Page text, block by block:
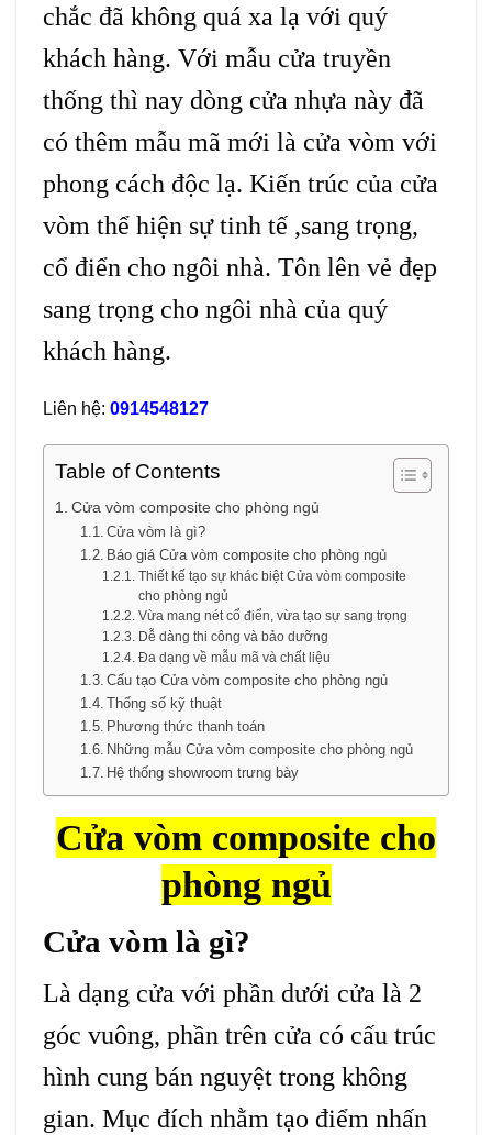
chắc đã không quá xa lạ với quý
khách hàng. Với mẫu cửa truyền
thống thì nay dòng cửa nhựa này đã
có thêm mẫu mã mới là cửa vòm với
phong cách độc lạ. Kiến trúc của cửa
vòm thể hiện sự tinh tế ,sang trọng,
cổ điển cho ngôi nhà. Tôn lên vẻ đẹp
sang trọng cho ngôi nhà của quý
khách hàng.
Liên hệ: 0914548127
Table of Contents
Cửa vòm composite cho phòng ngủ
Cửa vòm là gì?
Báo giá Cửa vòm composite cho phòng ngủ
Thiết kế tạo sự khác biệt Cửa vòm composite
cho phòng ngủ
Vừa mang nét cổ điển, vừa tạo sự sang trọng
Dễ dàng thi công và bảo dưỡng
Đa dạng về mẫu mã và chất liệu
Cấu tạo Cửa vòm composite cho phòng ngủ
Thống số kỹ thuật
Phương thức thanh toán
Những mẫu Cửa vòm composite cho phòng ngủ
Hệ thống showroom trưng bày
Cửa vòm composite cho
phòng ngủ
Cửa vòm là gì?
Là dạng cửa với phần dưới cửa là 2
góc vuông, phần trên cửa có cấu trúc
hình cung bán nguyệt trong không
gian. Mục đích nhằm tạo điểm nhấn